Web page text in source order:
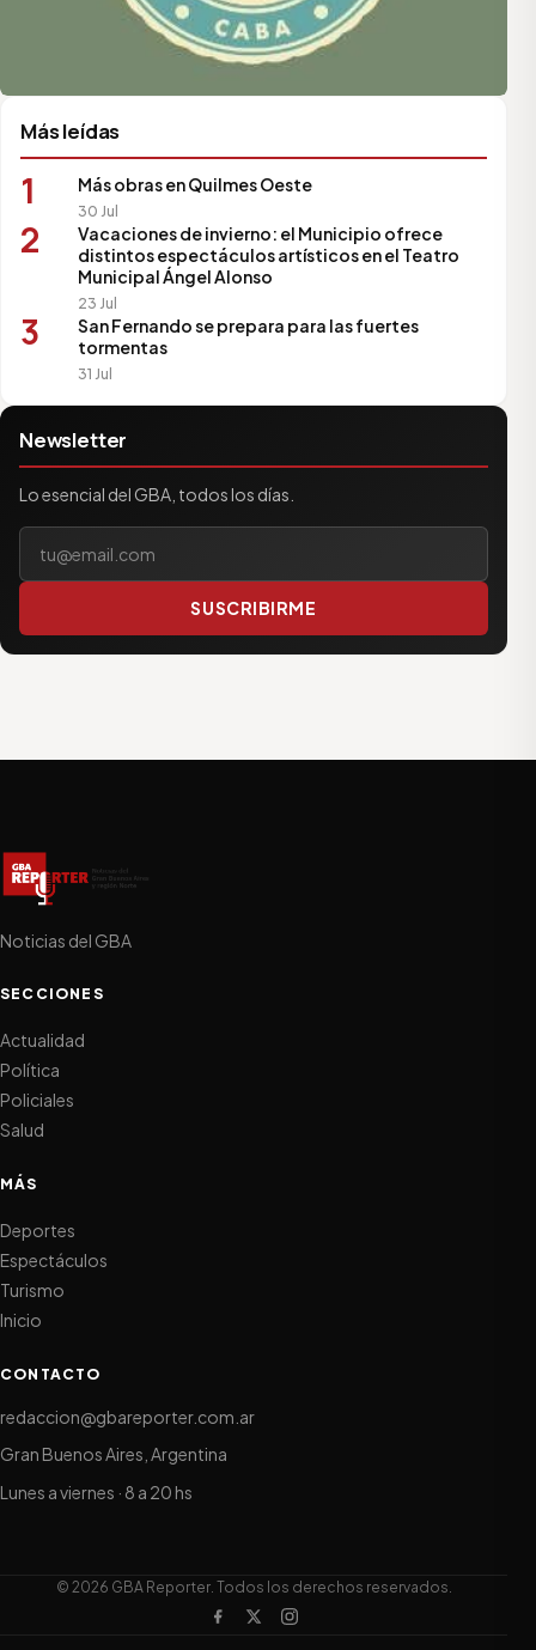
Más leídas
1 Más obras en Quilmes Oeste
30 Jul
2
Vacaciones de invierno: el Municipio ofrece
distintos espectáculos artísticos en el Teatro
Municipal Ángel Alonso
23 Jul
3
San Fernando se prepara para las fuertes
tormentas
31 Jul
Newsletter
Lo esencial del GBA, todos los días.
SUSCRIBIRME
Noticias del GBA
SECCIONES
Actualidad
Política
Policiales
Salud
MÁS
Deportes
Espectáculos
Turismo
Inicio
CONTACTO
redaccion@gbareporter.com.ar
Gran Buenos Aires, Argentina
Lunes a viernes · 8 a 20 hs
© 2026 GBA Reporter. Todos los derechos reservados.